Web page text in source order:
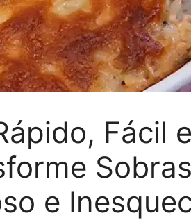
Fácil e
e